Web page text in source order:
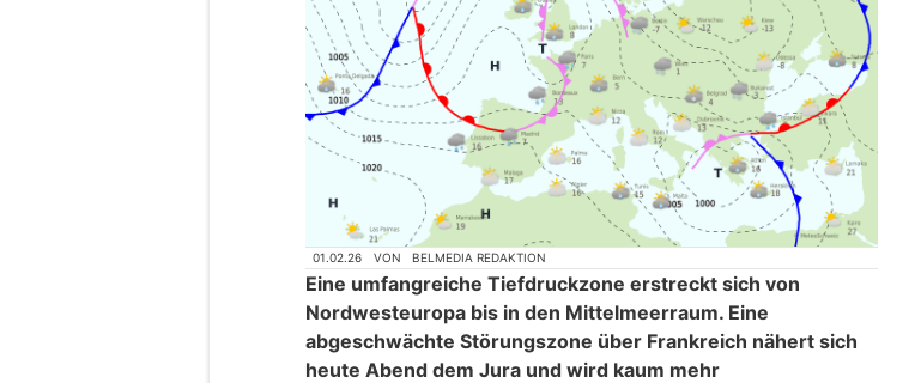
01.02.26 VON BELMEDIA REDAKTION
Eine umfangreiche Tiefdruckzone erstreckt sich von
Nordwesteuropa bis in den Mittelmeerraum. Eine
abgeschwächte Störungszone über Frankreich nähert sich
heute Abend dem Jura und wird kaum mehr